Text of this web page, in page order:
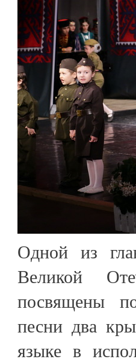
Одной из
Великой
посвящены
песни два
языке в